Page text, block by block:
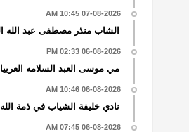
07-08-2026 10:45 AM
الشاب منذر مصطفى عبد الله
06-08-2026 02:33 PM
مي موسى العبد السلامه
06-08-2026 10:46 AM
نادي خليفة الشياب في ذمة الله
06-08-2026 07:45 AM